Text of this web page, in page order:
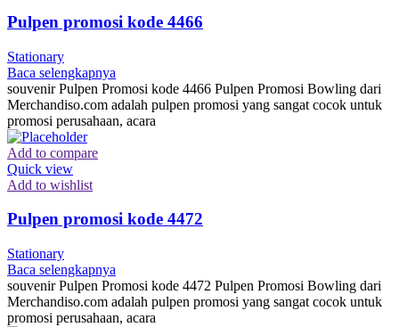
Pulpen promosi kode 4466
Stationary
Baca selengkapnya
souvenir Pulpen Promosi kode 4466 Pulpen Promosi Bowling dari
Merchandiso.com adalah pulpen promosi yang sangat cocok untuk
promosi perusahaan, acara
Add to compare
Quick view
Add to wishlist
Pulpen promosi kode 4472
Stationary
Baca selengkapnya
souvenir Pulpen Promosi kode 4472 Pulpen Promosi Bowling dari
Merchandiso.com adalah pulpen promosi yang sangat cocok untuk
promosi perusahaan, acara